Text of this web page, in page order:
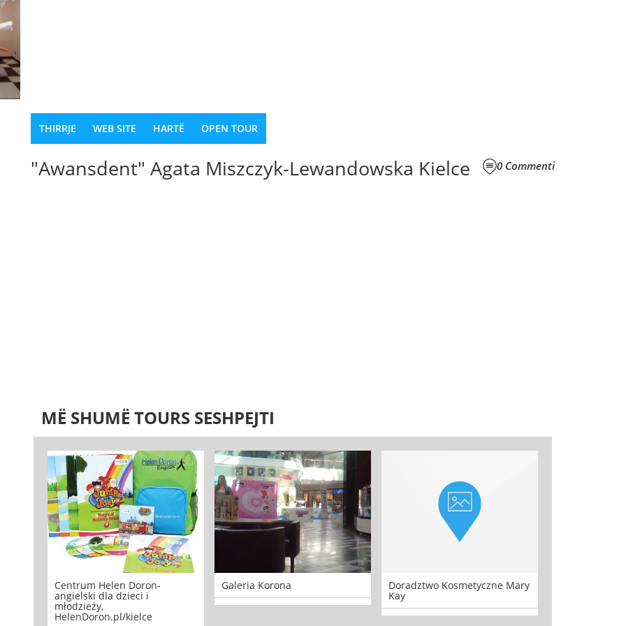
THIRRJE WEB SITE HARTË OPEN TOUR
0 Commenti
"Awansdent" Agata Miszczyk-Lewandowska Kielce
MË SHUMË TOURS SESHPEJTI
Centrum Helen Doron-
angielski dla dzieci i
młodzieży,
HelenDoron.pl/kielce
Galeria Korona Doradztwo Kosmetyczne Mary
Kay